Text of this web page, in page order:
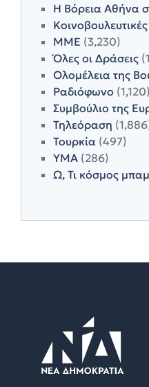
Η Βόρεια Αθήνα
ΜΜΕ (3,230)
Όλες οι Δράσεις
Ολομέλεια της
Ραδιόφωνο (1,120)
Συμβούλιο της
Τηλεόραση
Τουρκία (497)
ΥΜΑ (286)
Ω, Τι κόσμος